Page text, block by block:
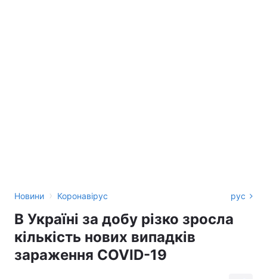
Новини › Коронавірус рус
В Україні за добу різко зросла
кількість нових випадків
зараження COVID-19